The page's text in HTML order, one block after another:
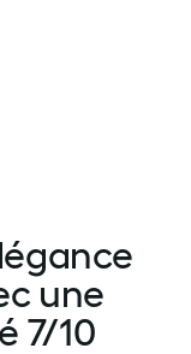
une
7/10